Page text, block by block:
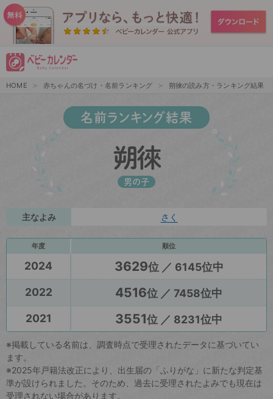
HOME 赤ちゃんの名づけ・名前ランキング 朔徠の読み方・ランキング結果
名前ランキング結果
朔徠
男の子
主なよみ さく
年度 順位
2024 3629位 ／ 6145位中
2022
4516位 ／ 7458位中
2021
3551位 ／ 8231位中
※掲載している名前は、調査時点で受理されたデータに基づいてい
ます。
※2025年戸籍法改正により、出生届の「ふりがな」に新たな判定基
準が設けられました。そのため、過去に受理されたよみでも現在は
受理されない場合があります。